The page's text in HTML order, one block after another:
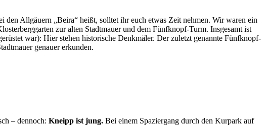
den Allgäuern „Beira“ heißt, solltet ihr euch etwas Zeit nehmen. Wir waren ein
zur alten Stadtmauer und dem Fünfknopf-Turm. Insgesamt ist
war): Hier stehen historische Denkmäler. Der zuletzt genannte Fünfknopf-
genauer erkunden.
– dennoch: Kneipp ist jung. Bei einem Spaziergang durch den Kurpark auf